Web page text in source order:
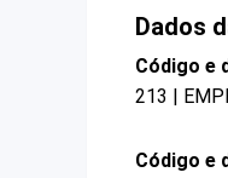
Dados
Código e
213 |
Código e